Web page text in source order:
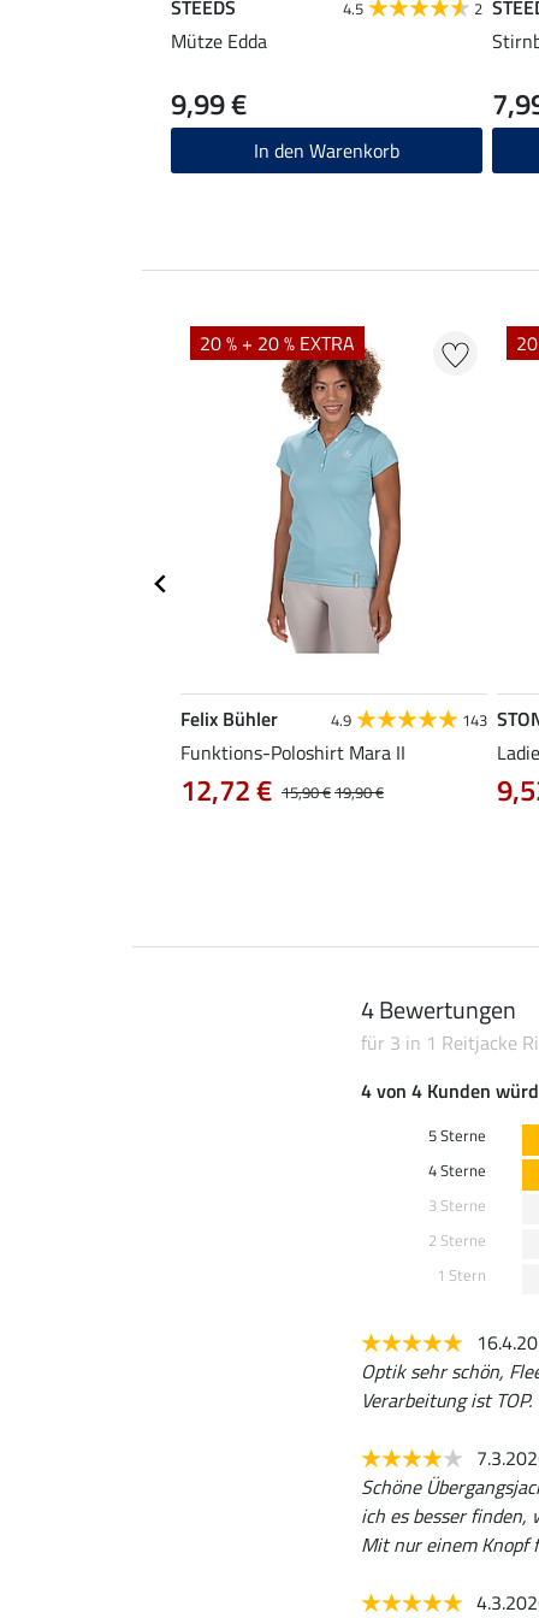
STEEDS 4.5 2
Mütze Edda
9,99 €
In den Warenkorb
20 % + 20 % EXTRA
Felix Bühler 4.9 143
Funktions-Poloshirt Mara II
15,90 €19,90 €
12,72 €
4 Bewertungen
für 3 in 1 Reitjacke
4 von 4 Kunden
5 Sterne
4 Sterne
3 Sterne
2 Sterne
1 Stern
Optik sehr schön,
Verarbeitung ist
Schöne
ich es besser
Mit nur einem Knopf